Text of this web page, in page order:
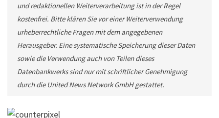
und redaktionellen Weiterverarbeitung ist in der Regel
kostenfrei. Bitte klären Sie vor einer Weiterverwendung
urheberrechtliche Fragen mit dem angegebenen
Herausgeber. Eine systematische Speicherung dieser Daten
sowie die Verwendung auch von Teilen dieses
Datenbankwerks sind nur mit schriftlicher Genehmigung
durch die United News Network GmbH gestattet.